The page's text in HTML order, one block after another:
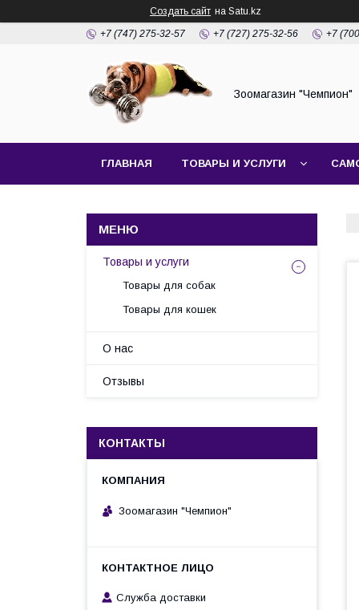
Создать сайт на Satu.kz
+7 (747) 275-32-57 +7 (727) 275-32-56 +7
Зоомагазин "Чемпион"
ГЛАВНАЯ ТОВАРЫ И УСЛУГИ
Товары и услуги
Товары для собак
Товары для кошек
О нас
Отзывы
КОНТАКТЫ
Зоомагазин "Чемпион"
Служба доставки